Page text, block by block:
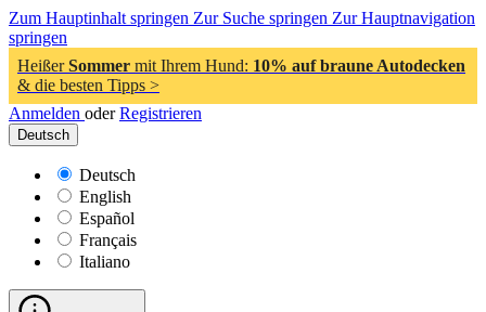
Zum Hauptinhalt springen Zur Suche springen Zur Hauptnavigation
springen
HeißerSommer mit Ihrem Hund: 10% auf braune Autodecken
& die besten Tipps >
Anmelden oder Registrieren
Deutsch
Deutsch
English
Español
Français
Italiano